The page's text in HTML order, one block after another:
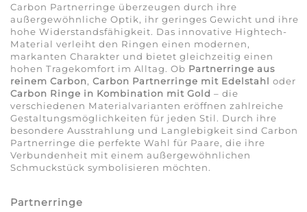
Carbon Partnerringe überzeugen durch ihre
außergewöhnliche Optik, ihr geringes Gewicht und ihre
hohe Widerstandsfähigkeit. Das innovative Hightech-
Material verleiht den Ringen einen modernen,
markanten Charakter und bietet gleichzeitig einen
hohen Tragekomfort im Alltag. Ob Partnerringe aus
reinem Carbon, Carbon Partnerringe mit Edelstahl oder
Carbon Ringe in Kombination mit Gold – die
verschiedenen Materialvarianten eröffnen zahlreiche
Gestaltungsmöglichkeiten für jeden Stil. Durch ihre
besondere Ausstrahlung und Langlebigkeit sind Carbon
Partnerringe die perfekte Wahl für Paare, die ihre
Verbundenheit mit einem außergewöhnlichen
Schmuckstück symbolisieren möchten.
Partnerringe